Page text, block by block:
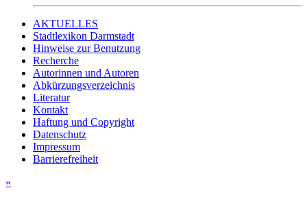
AKTUELLES
Stadtlexikon Darmstadt
Hinweise zur Benutzung
Recherche
Autorinnen und Autoren
Abkürzungsverzeichnis
Literatur
Kontakt
Haftung und Copyright
Datenschutz
Impressum
Barrierefreiheit
«